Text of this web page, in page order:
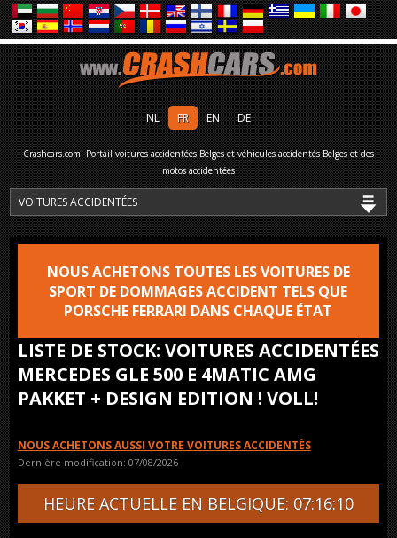
NL FR EN DE
Crashcars.com: Portail voitures accidentées Belges et véhicules accidentés Belges et des
motos accidentées
LISTE DE STOCK: VOITURES ACCIDENTÉES
MERCEDES GLE 500 E 4MATIC AMG
PAKKET + DESIGN EDITION ! VOLL!
NOUS ACHETONS TOUTES LES VOITURES DE
SPORT DE DOMMAGES ACCIDENT TELS QUE
PORSCHE FERRARI DANS CHAQUE ÉTAT
NOUS ACHETONS AUSSI VOTRE VOITURES ACCIDENTÉS
Dernière modification: 07/08/2026
HEURE ACTUELLE EN BELGIQUE: 07:16:10